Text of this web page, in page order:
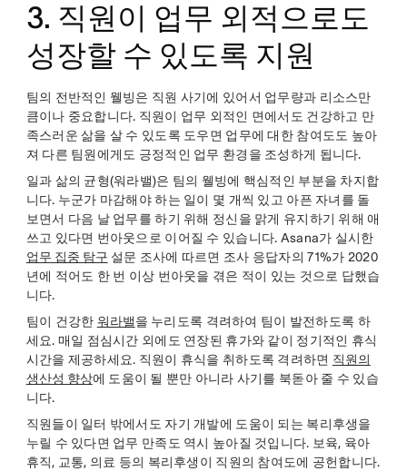
3. 직원이 업무 외적으로도
성장할 수 있도록 지원
팀의 전반적인 웰빙은 직원 사기에 있어서 업무량과 리소스만
큼이나 중요합니다. 직원이 업무 외적인 면에서도 건강하고 만
족스러운 삶을 살 수 있도록 도우면 업무에 대한 참여도도 높아
져 다른 팀원에게도 긍정적인 업무 환경을 조성하게 됩니다.
일과 삶의 균형(워라밸)은 팀의 웰빙에 핵심적인 부분을 차지합
니다. 누군가 마감해야 하는 일이 몇 개씩 있고 아픈 자녀를 돌
보면서 다음 날 업무를 하기 위해 정신을 맑게 유지하기 위해 애
쓰고 있다면 번아웃으로 이어질 수 있습니다. Asana가 실시한
업무 집중 탐구 설문 조사에 따르면 조사 응답자의 71%가 2020
년에 적어도 한 번 이상 번아웃을 겪은 적이 있는 것으로 답했습
니다.
팀이 건강한 워라밸을 누리도록 격려하여 팀이 발전하도록 하
세요. 매일 점심시간 외에도 연장된 휴가와 같이 정기적인 휴식
시간을 제공하세요. 직원이 휴식을 취하도록 격려하면 직원의
생산성 향상에 도움이 될 뿐만 아니라 사기를 북돋아 줄 수 있습
니다.
직원들이 일터 밖에서도 자기 개발에 도움이 되는 복리후생을
누릴 수 있다면 업무 만족도 역시 높아질 것입니다. 보육, 육아
휴직, 교통, 의료 등의 복리후생이 직원의 참여도에 공헌합니다.